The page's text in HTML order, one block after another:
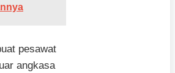
pesawat
angkasa